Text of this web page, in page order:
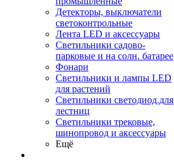
Детекторы, выключатели
светоконтрольные
Лента LED и аксессуары
Светильники садово-
парковые и на солн. батарее
Фонари
Светильники и лампы LED
для растений
Светильники светодиод.для
лестниц
Светильники трековые,
шинопровод и аксессуары
Ещё